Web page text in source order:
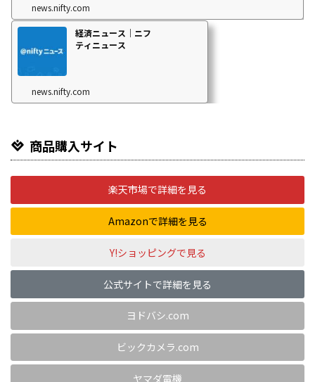
news.nifty.com
経済ニュース｜ニフ
ティニュース
news.nifty.com
商品購入サイト
楽天市場で詳細を見る
Amazonで詳細を見る
Y!ショッピングで見る
公式サイトで詳細を見る
ヨドバシ.com
ビックカメラ.com
ヤマダ電機